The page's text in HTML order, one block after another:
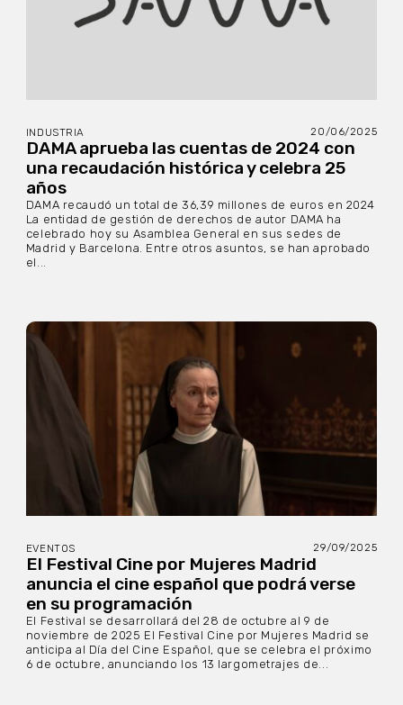
INDUSTRIA 20/06/2025
DAMA aprueba las cuentas de 2024 con
una recaudación histórica y celebra 25
años
DAMA recaudó un total de 36,39 millones de euros en 2024
La entidad de gestión de derechos de autor DAMA ha
celebrado hoy su Asamblea General en sus sedes de
Madrid y Barcelona. Entre otros asuntos, se han aprobado
el...
EVENTOS 29/09/2025
El Festival Cine por Mujeres Madrid
anuncia el cine español que podrá verse
en su programación
El Festival se desarrollará del 28 de octubre al 9 de
noviembre de 2025 El Festival Cine por Mujeres Madrid se
anticipa al Día del Cine Español, que se celebra el próximo
6 de octubre, anunciando los 13 largometrajes de...